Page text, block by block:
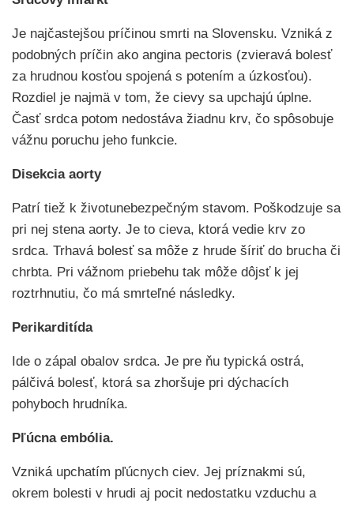
Je najčastejšou príčinou smrti na Slovensku. Vzniká z
podobných príčin ako angina pectoris (zvieravá bolesť
za hrudnou kosťou spojená s potením a úzkosťou).
Rozdiel je najmä v tom, že cievy sa upchajú úplne.
Časť srdca potom nedostáva žiadnu krv, čo spôsobuje
vážnu poruchu jeho funkcie.
Disekcia aorty
Patrí tiež k životunebezpečným stavom. Poškodzuje sa
pri nej stena aorty. Je to cieva, ktorá vedie krv zo
srdca. Trhavá bolesť sa môže z hrude šíriť do brucha či
chrbta. Pri vážnom priebehu tak môže dôjsť k jej
roztrhnutiu, čo má smrteľné následky.
Perikarditída
Ide o zápal obalov srdca. Je pre ňu typická ostrá,
pálčivá bolesť, ktorá sa zhoršuje pri dýchacích
pohyboch hrudníka.
Pľúcna embólia.
Vzniká upchatím pľúcnych ciev. Jej príznakmi sú,
okrem bolesti v hrudi aj pocit nedostatku vzduchu a